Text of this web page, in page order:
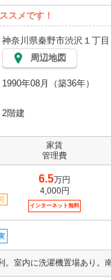
スメです！
神奈川県秦野市渋沢１丁目
周辺地図
1990年08月（築36年）
2階建
家賃
管理費
6.5万円
4,000円
インターネット無料